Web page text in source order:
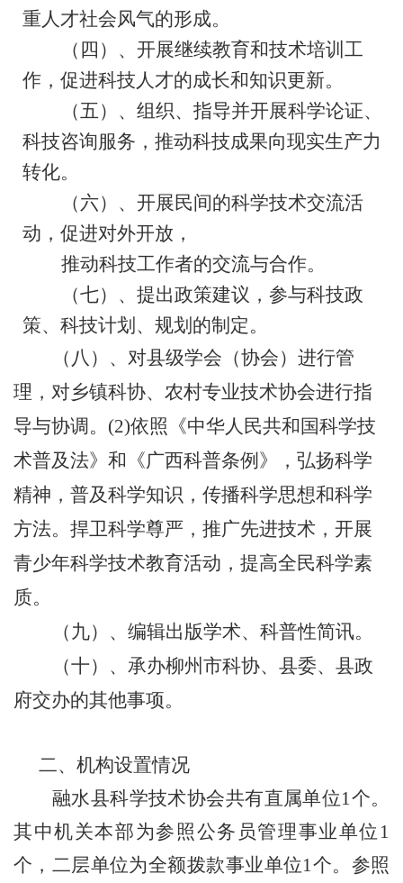
重人才社会风气的形成。
（四）、开展继续教育和技术培训工
作，促进科技人才的成长和知识更新。
（五）、组织、指导并开展科学论证、
科技咨询服务，推动科技成果向现实生产力
转化。
（六）、开展民间的科学技术交流活
动，促进对外开放，
推动科技工作者的交流与合作。
（七）、提出政策建议，参与科技政
策、科技计划、规划的制定。
（八）、对县级学会（协会）进行管
理，对乡镇科协、农村专业技术协会进行指
导与协调。 (2)依照《中华人民共和国科学技
术普及法》和《广西科普条例》，弘扬科学
精神，普及科学知识，传播科学思想和科学
方法。捍卫科学尊严，推广先进技术，开展
青少年科学技术教育活动，提高全民科学素
质。
（九）、编辑出版学术、科普性简讯。
（十）、承办柳州市科协、县委、县政
府交办的其他事项。
二、机构设置情况
融水县科学技术协会共有直属单位1个。
其中机关本部为参照公务员管理事业单位 1
个，二层单位为全额拨款事业单位1个。参照